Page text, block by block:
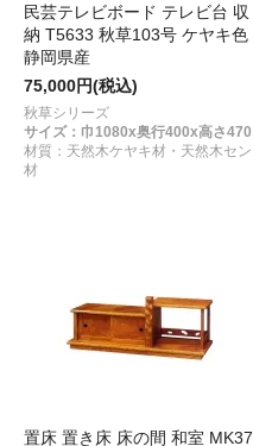
民芸テレビボード テレビ台 収
納 T5633 秋草103号 ケヤキ色
静岡県産
75,000円(税込)
秋草シリーズ
サイズ：巾1080x奥行400x高さ470
材質：天然木ケヤキ材・天然木セン
材
置床 置き床 床の間 和室 MK37